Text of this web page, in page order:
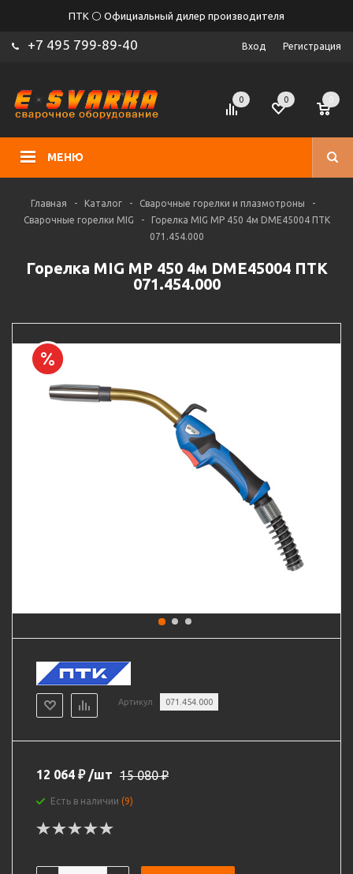
ПТК ⚪ Официальный дилер производителя
+7 495 799-89-40 Вход Регистрация
МЕНЮ
0 0
Главная - Каталог - Сварочные горелки и плазмотроны
-
Сварочные горелки MIG
-
Горелка MIG MP 450 4м DME45004 ПТК
071.454.000
Горелка MIG MP 450 4м DME45004 ПТК
071.454.000
Артикул 071.454.000
12 064 ₽ /шт 15 080₽
Есть в наличии (9)